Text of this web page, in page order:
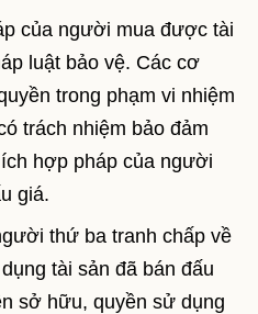
của người mua được tài
luật bảo vệ. Các cơ
trong phạm vi nhiệm
trách nhiệm bảo đảm
hợp pháp của người
giá.
thứ ba tranh chấp về
tài sản đã bán đấu
sở hữu, quyền sử dụng